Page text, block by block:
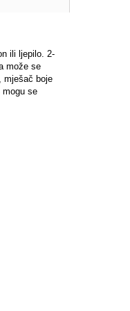
ili ljepilo. 2-
može se
mješač boje
mogu se